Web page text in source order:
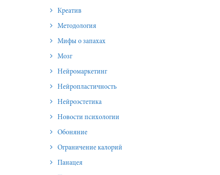
Креатив
Методология
Мифы о запахах
Мозг
Нейромаркетинг
Нейропластичность
Нейроэстетика
Новости психологии
Обоняние
Ограничение калорий
Панацея